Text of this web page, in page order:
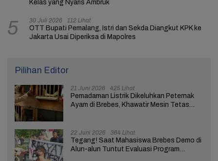
Kelas yang Nyaris Ambruk
5 30 Juli 2026 112 Lihat
OTT Bupati Pemalang, Istri dan Sekda Diangkut KPK ke
Jakarta Usai Diperiksa di Mapolres
Pilihan Editor
21 Juni 2026 425 Lihat
Pemadaman Listrik Dikeluhkan Peternak
Ayam di Brebes, Khawatir Mesin Tetas
22 Juni 2026 364 Lihat
Tegang! Saat Mahasiswa Brebes Demo di
Alun-alun Tuntut Evaluasi Program